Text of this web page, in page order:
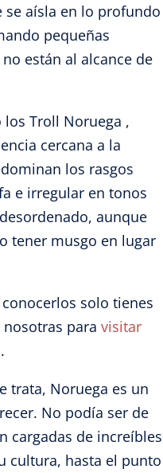
se aísla en lo profundo
pequeñas
están al alcance de
los Troll Noruega ,
cercana a la
los rasgos
e irregular en tonos
aunque
tener musgo en lugar
solo tienes
para visitar
trata, Noruega es un
. No podía ser de
cargadas de increíbles
cultura, hasta el punto